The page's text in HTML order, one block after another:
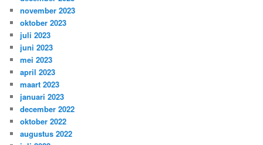
november 2023
oktober 2023
juli 2023
juni 2023
mei 2023
april 2023
maart 2023
januari 2023
december 2022
oktober 2022
augustus 2022